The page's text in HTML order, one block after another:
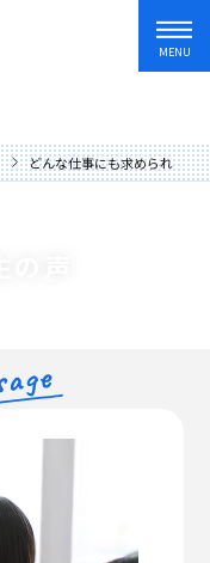
MENU
どんな仕事にも求められる「